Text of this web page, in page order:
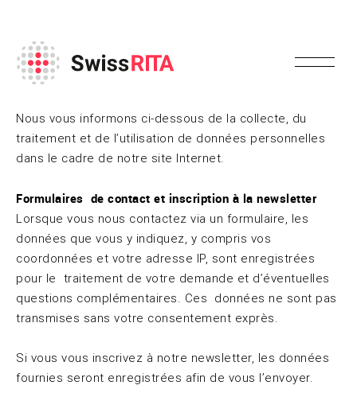
Nous vous informons ci-dessous de la collecte, du
traitement et de l’utilisation de données personnelles
dans le cadre de notre site Internet.
Formulaires de contact et inscription à la newsletter
Lorsque vous nous contactez via un formulaire, les
données que vous y indiquez, y compris vos
coordonnées et votre adresse IP, sont enregistrées
pour le traitement de votre demande et d’éventuelles
questions complémentaires. Ces données ne sont pas
transmises sans votre consentement exprès.
Si vous vous inscrivez à notre newsletter, les données
fournies seront enregistrées afin de vous l’envoyer.